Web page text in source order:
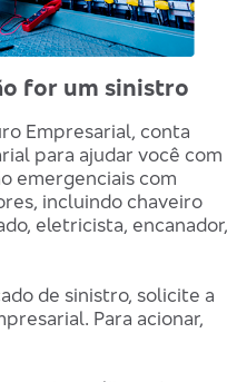
for um sinistro
Empresarial, conta
para ajudar você com
emergenciais com
incluindo chaveiro
eletricista, encanador,
de sinistro, solicite a
Para acionar,